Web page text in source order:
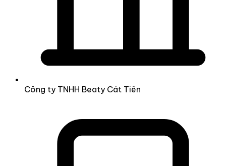
Công ty TNHH Beaty Cát Tiên